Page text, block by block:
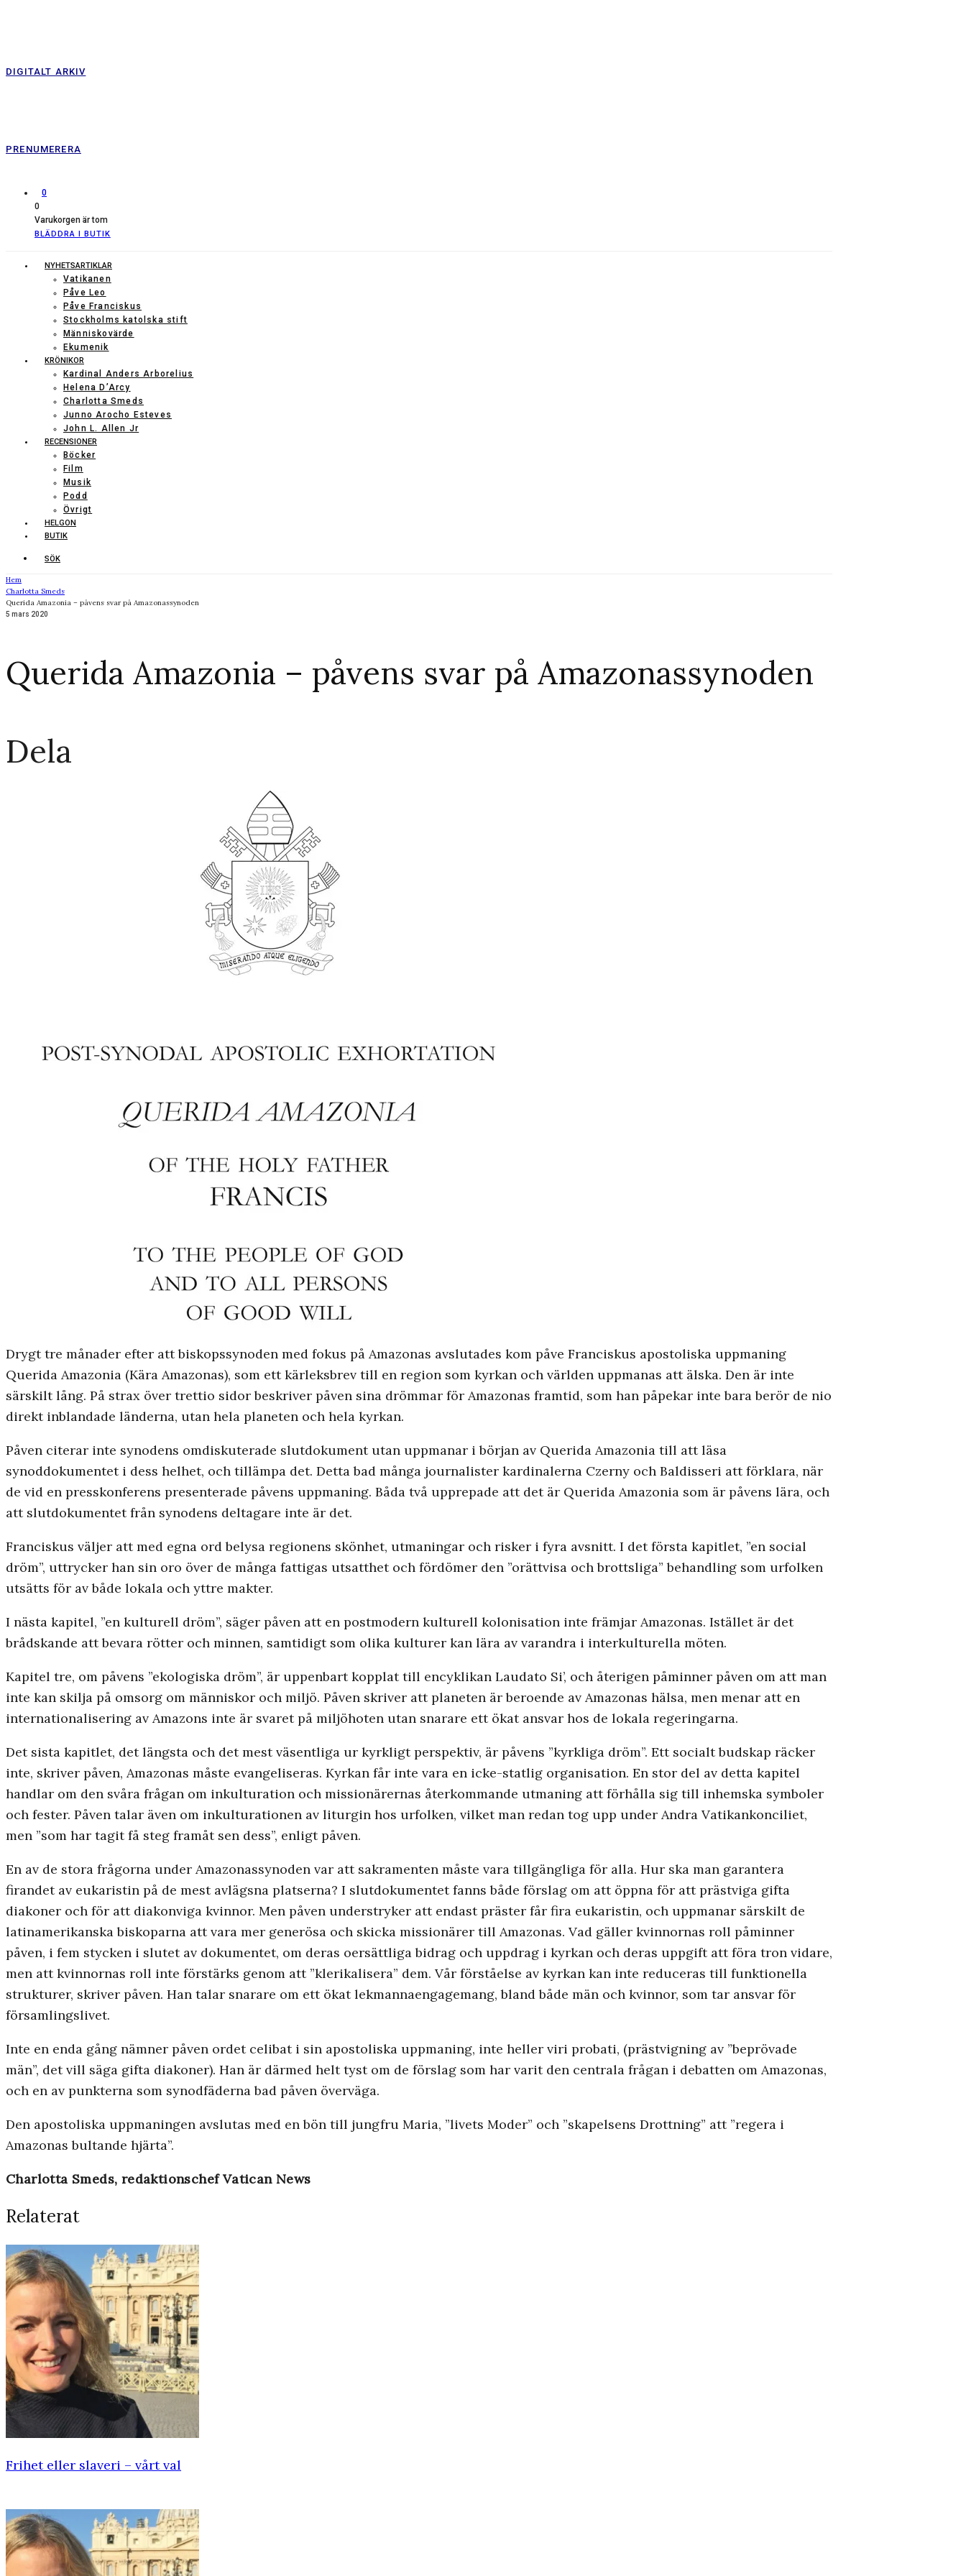
DIGITALT ARKIV
PRENUMERERA
0
0
Varukorgen är tom
BLÄDDRA I BUTIK
NYHETSARTIKLAR
Vatikanen
Påve Leo
Påve Franciskus
Stockholms katolska stift
Människovärde
Ekumenik
KRÖNIKOR
Kardinal Anders Arborelius
Helena D’Arcy
Charlotta Smeds
Junno Arocho Esteves
John L. Allen Jr
RECENSIONER
Böcker
Film
Musik
Podd
Övrigt
HELGON
BUTIK
SÖK
Hem
Charlotta Smeds
Querida Amazonia – påvens svar på Amazonassynoden
5 mars 2020
Querida Amazonia – påvens svar på Amazonassynoden
Dela
Drygt tre månader efter att biskopssynoden med fokus på Amazonas avslutades kom påve Franciskus apostoliska uppmaning
Querida Amazonia (Kära Amazonas), som ett kärleksbrev till en region som kyrkan och världen uppmanas att älska. Den är inte
särskilt lång. På strax över trettio sidor beskriver påven sina drömmar för Amazonas framtid, som han påpekar inte bara berör de nio
direkt inblandade länderna, utan hela planeten och hela kyrkan.
Påven citerar inte synodens omdiskuterade slutdokument utan uppmanar i början av Querida Amazonia till att läsa
synoddokumentet i dess helhet, och tillämpa det. Detta bad många journalister kardinalerna Czerny och Baldisseri att förklara, när
de vid en presskonferens presenterade påvens uppmaning. Båda två upprepade att det är Querida Amazonia som är påvens lära, och
att slutdokumentet från synodens deltagare inte är det.
Franciskus väljer att med egna ord belysa regionens skönhet, utmaningar och risker i fyra avsnitt. I det första kapitlet, ”en social
dröm”, uttrycker han sin oro över de många fattigas utsatthet och fördömer den ”orättvisa och brottsliga” behandling som urfolken
utsätts för av både lokala och yttre makter.
I nästa kapitel, ”en kulturell dröm”, säger påven att en postmodern kulturell kolonisation inte främjar Amazonas. Istället är det
brådskande att bevara rötter och minnen, samtidigt som olika kulturer kan lära av varandra i interkulturella möten.
Kapitel tre, om påvens ”ekologiska dröm”, är uppenbart kopplat till encyklikan Laudato Si’, och återigen påminner påven om att man
inte kan skilja på omsorg om människor och miljö. Påven skriver att planeten är beroende av Amazonas hälsa, men menar att en
internationalisering av Amazons inte är svaret på miljöhoten utan snarare ett ökat ansvar hos de lokala regeringarna.
Det sista kapitlet, det längsta och det mest väsentliga ur kyrkligt perspektiv, är påvens ”kyrkliga dröm”. Ett socialt budskap räcker
inte, skriver påven, Amazonas måste evangeliseras. Kyrkan får inte vara en icke-statlig organisation. En stor del av detta kapitel
handlar om den svåra frågan om inkulturation och missionärernas återkommande utmaning att förhålla sig till inhemska symboler
och fester. Påven talar även om inkulturationen av liturgin hos urfolken, vilket man redan tog upp under Andra Vatikankonciliet,
men ”som har tagit få steg framåt sen dess”, enligt påven.
En av de stora frågorna under Amazonassynoden var att sakramenten måste vara tillgängliga för alla. Hur ska man garantera
firandet av eukaristin på de mest avlägsna platserna? I slutdokumentet fanns både förslag om att öppna för att prästviga gifta
diakoner och för att diakonviga kvinnor. Men påven understryker att endast präster får fira eukaristin, och uppmanar särskilt de
latinamerikanska biskoparna att vara mer generösa och skicka missionärer till Amazonas. Vad gäller kvinnornas roll påminner
påven, i fem stycken i slutet av dokumentet, om deras oersättliga bidrag och uppdrag i kyrkan och deras uppgift att föra tron vidare,
men att kvinnornas roll inte förstärks genom att ”klerikalisera” dem. Vår förståelse av kyrkan kan inte reduceras till funktionella
strukturer, skriver påven. Han talar snarare om ett ökat lekmannaengagemang, bland både män och kvinnor, som tar ansvar för
församlingslivet.
Inte en enda gång nämner påven ordet celibat i sin apostoliska uppmaning, inte heller viri probati, (prästvigning av ”beprövade
män”, det vill säga gifta diakoner). Han är därmed helt tyst om de förslag som har varit den centrala frågan i debatten om Amazonas,
och en av punkterna som synodfäderna bad påven överväga.
Den apostoliska uppmaningen avslutas med en bön till jungfru Maria, ”livets Moder” och ”skapelsens Drottning” att ”regera i
Amazonas bultande hjärta”.
Charlotta Smeds, redaktionschef Vatican News
Relaterat
Frihet eller slaveri – vårt val